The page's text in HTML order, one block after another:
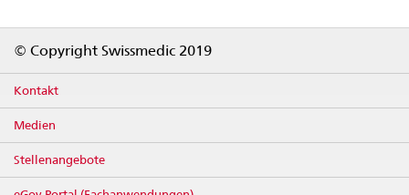
© Copyright Swissmedic 2019
Kontakt
Medien
Stellenangebote